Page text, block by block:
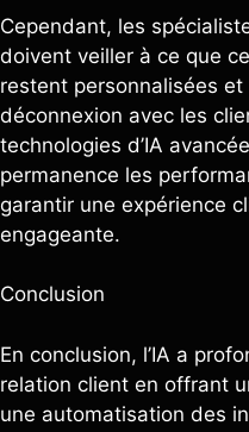
Cependant, les
doivent veiller à ce que
restent personnalisées
déconnexion avec les
technologies d’IA
permanence les
garantir une expérience
engageante.
Conclusion
En conclusion, l’IA a
relation client en offrant
une automatisation des